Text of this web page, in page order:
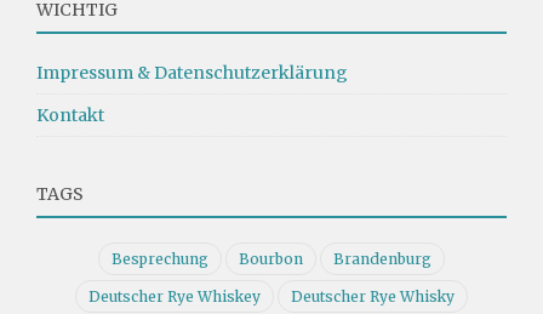
WICHTIG
Impressum & Datenschutzerklärung
Kontakt
TAGS
Besprechung Bourbon Brandenburg
Deutscher Rye Whiskey Deutscher Rye Whisky